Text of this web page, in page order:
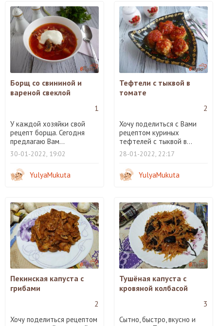
Борщ со свининой и
вареной свеклой
1
У каждой хозяйки свой
рецепт борща. Сегодня
предлагаю Вам...
30-01-2022, 19:02
YulyaMukuta
Тефтели с тыквой в
томате
2
Хочу поделиться с Вами
рецептом куриных
тефтелей с тыквой в...
28-01-2022, 22:17
YulyaMukuta
Пекинская капуста с
грибами
2
Хочу поделиться рецептом
Тушёная капуста с
кровяной колбасой
3
Сытно, быстро, вкусно и